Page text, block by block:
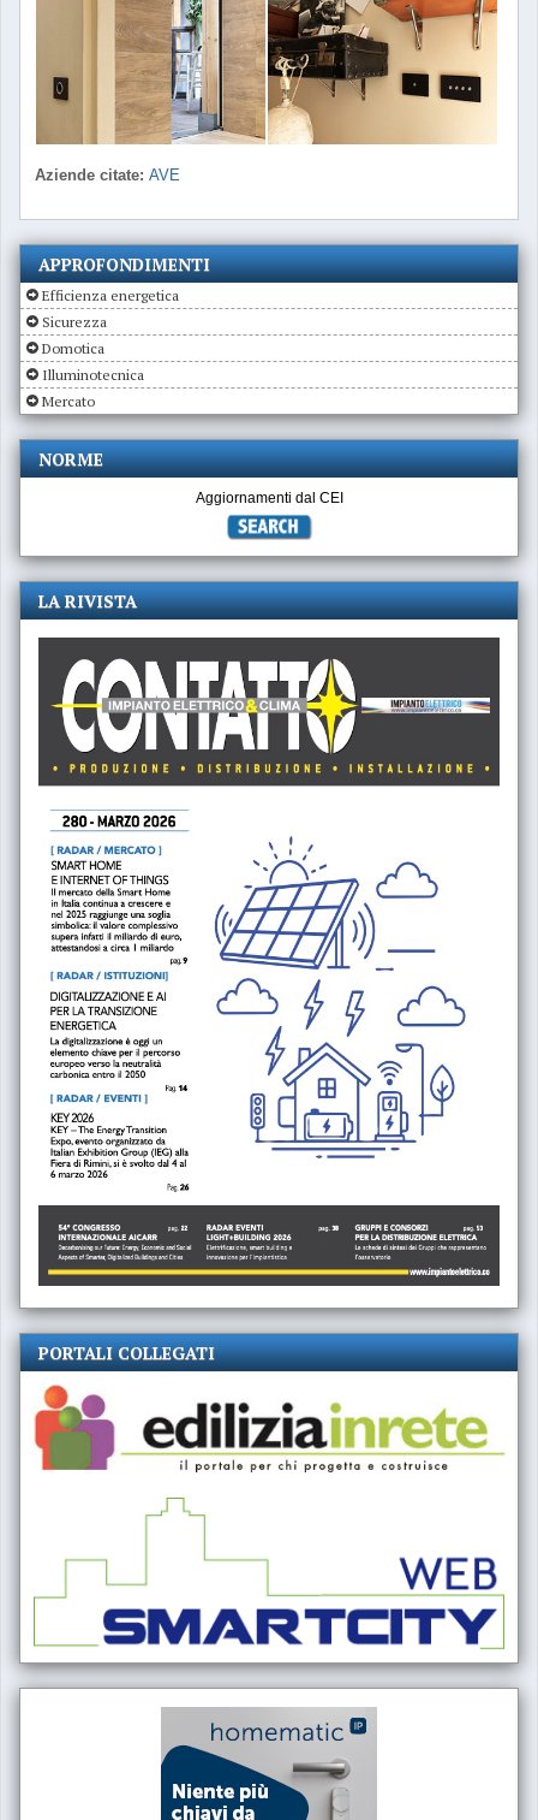
Aziende citate: AVE
APPROFONDIMENTI
Efficienza energetica
Sicurezza
Domotica
Illuminotecnica
Mercato
NORME
Aggiornamenti dal CEI
LA RIVISTA
PORTALI COLLEGATI